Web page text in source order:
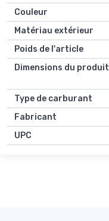
Couleur
Matériau extérieur
Poids de l'article
Dimensions du produit
Type de carburant
Fabricant
UPC